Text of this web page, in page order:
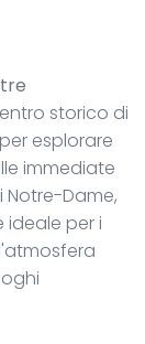
storico di
esplorare
immediate
Dame,
per i